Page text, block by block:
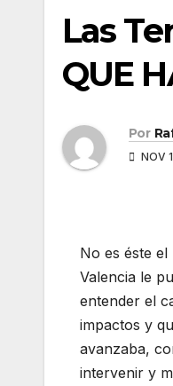
Las
QUE
Por
NOV
No es éste
Valencia le
entender el
impactos y
avanzaba,
intervenir y